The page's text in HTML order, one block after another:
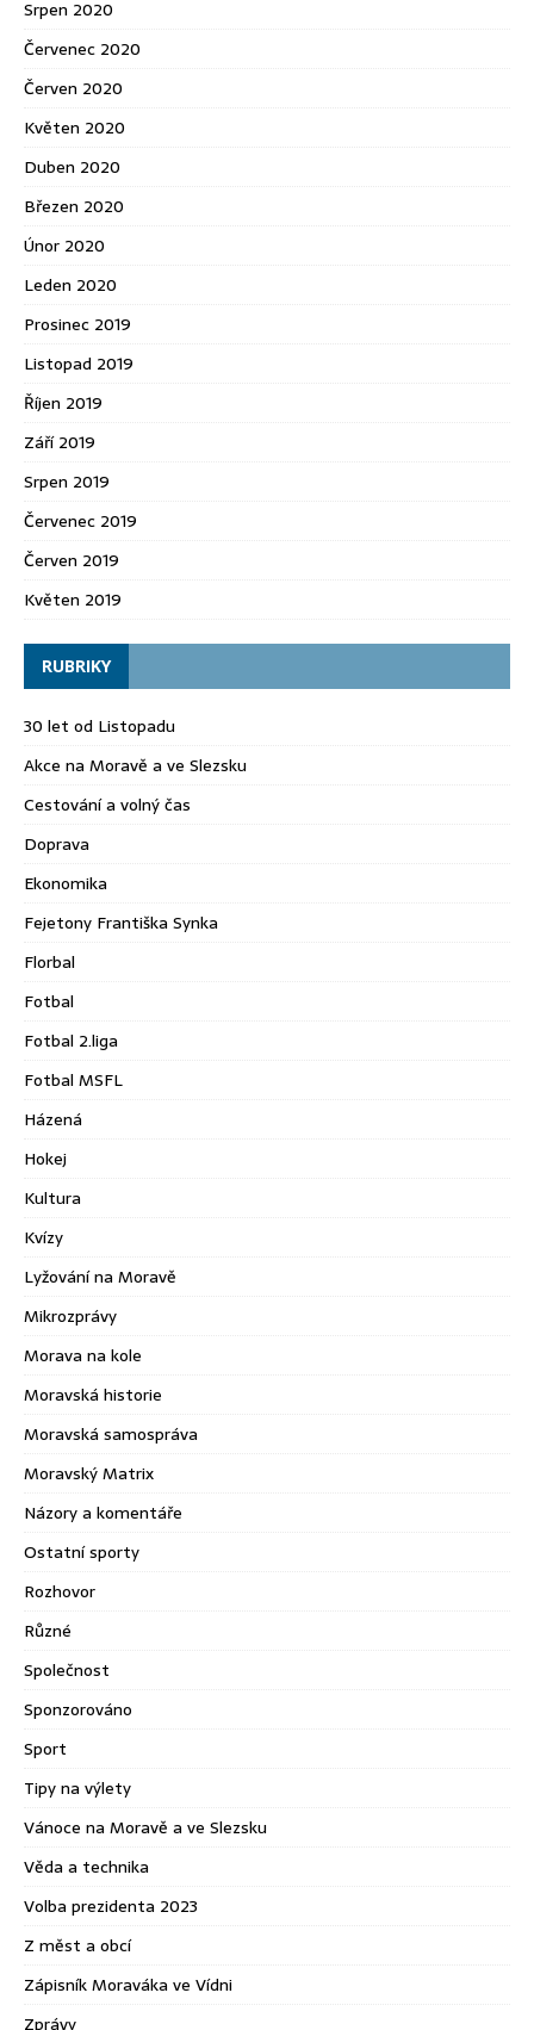
Srpen 2020
Červenec 2020
Červen 2020
Květen 2020
Duben 2020
Březen 2020
Únor 2020
Leden 2020
Prosinec 2019
Listopad 2019
Říjen 2019
Září 2019
Srpen 2019
Červenec 2019
Červen 2019
Květen 2019
RUBRIKY
30 let od Listopadu
Akce na Moravě a ve Slezsku
Cestování a volný čas
Doprava
Ekonomika
Fejetony Františka Synka
Florbal
Fotbal
Fotbal 2.liga
Fotbal MSFL
Házená
Hokej
Kultura
Kvízy
Lyžování na Moravě
Mikrozprávy
Morava na kole
Moravská historie
Moravská samospráva
Moravský Matrix
Názory a komentáře
Ostatní sporty
Rozhovor
Různé
Společnost
Sponzorováno
Sport
Tipy na výlety
Vánoce na Moravě a ve Slezsku
Věda a technika
Volba prezidenta 2023
Z měst a obcí
Zápisník Moraváka ve Vídni
Zprávy